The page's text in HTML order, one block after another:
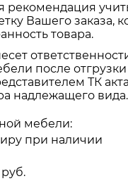
рекомендация
Вашего заказа,
товара.
после
ТК
надлежащего вида.
мебели:
при наличии